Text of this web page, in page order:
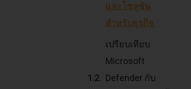
และโซลูชัน
สำหรับธุรกิจ
เปรียบเทียบ
Microsoft
Defender กับ